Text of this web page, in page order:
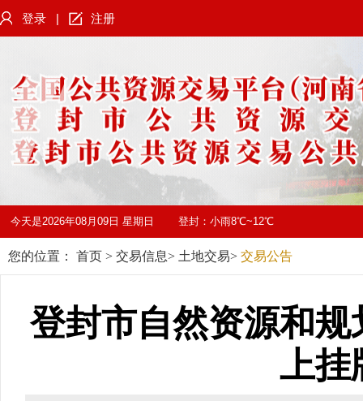
登录 | 注册
今天是2026年08月09日 星期日 登封： 小雨8℃~12℃
您的位置： 首页 > 交易信息> 土地交易> 交易公告
登封市自然资源和
上挂